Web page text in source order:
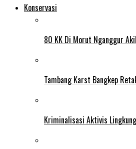
Konservasi
80 KK Di Morut Nganggur
Tambang Karst Bangkep
Kriminalisasi Aktivis